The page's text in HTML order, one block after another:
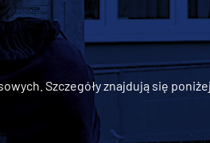
Szczegóły znajdują się poniżej.